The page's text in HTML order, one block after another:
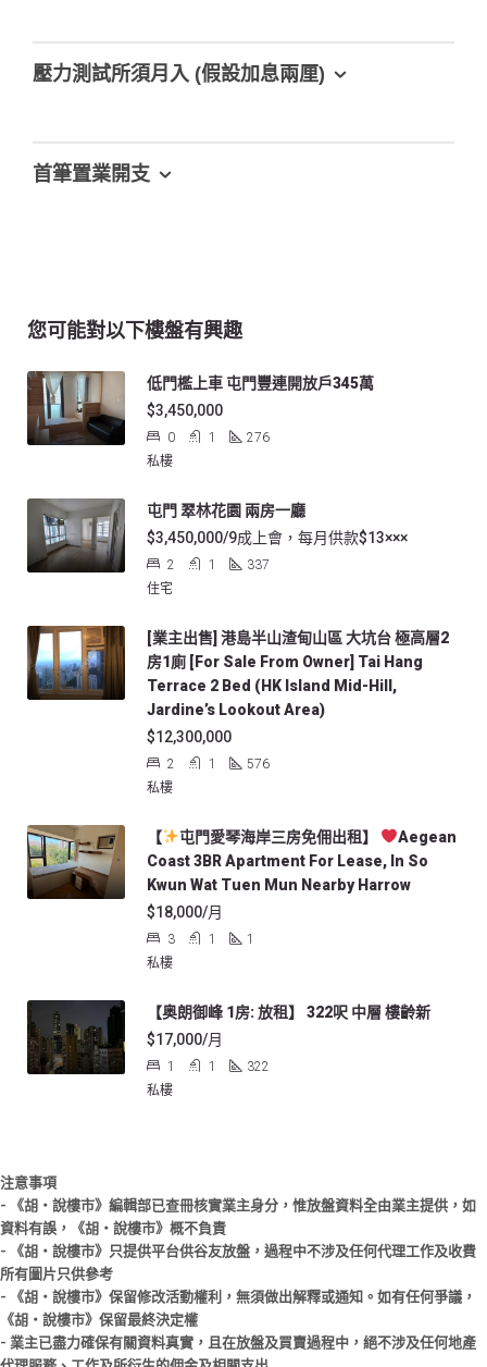
壓力測試所須月入 (假設加息兩厘)
首筆置業開支
您可能對以下樓盤有興趣
低門檻上車 屯門豐連開放戶345萬
$3,450,000
0 1
276
私樓
屯門 翠林花園 兩房一廳
$3,450,000/9成上會，每月供款$13×××
2 1
337
住宅
[業主出售] 港島半山渣甸山區 大坑台 極高層2
房1廁 [For Sale From Owner] Tai Hang
Terrace 2 Bed (HK Island Mid-Hill,
Jardine’s Lookout Area)
$12,300,000
2 1
576
私樓
【 屯門愛琴海岸三房免佣出租】
Aegean
Coast 3BR Apartment For Lease, In So
Kwun Wat Tuen Mun Nearby Harrow
$18,000/月
3 1
1
私樓
【奥朗御峰 1房: 放租】 322呎 中層 樓齡新
$17,000/月
1 1
322
私樓
注意事項
- 《胡‧說樓市》編輯部已查冊核實業主身分，惟放盤資料全由業主提供，如
資料有誤，《胡‧說樓市》概不負責
- 《胡‧說樓市》只提供平台供谷友放盤，過程中不涉及任何代理工作及收費
所有圖片只供參考
- 《胡‧說樓市》保留修改活動權利，無須做出解釋或通知。如有任何爭議，
《胡‧說樓市》保留最終決定權
- 業主已盡力確保有關資料真實，且在放盤及買賣過程中，絕不涉及任何地產